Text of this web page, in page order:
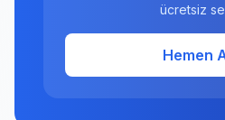
ücretsiz
Hemen